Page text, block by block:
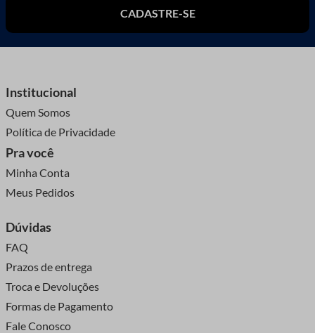
CADASTRE-SE
Institucional
Quem Somos
Política de Privacidade
Pra você
Minha Conta
Meus Pedidos
Dúvidas
FAQ
Prazos de entrega
Troca e Devoluções
Formas de Pagamento
Fale Conosco